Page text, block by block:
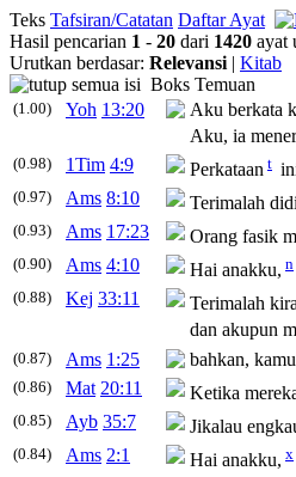
Teks Tafsiran/Catatan Daftar Ayat
Hasil pencarian 1 - 20 dari 1420 ayat
Urutkan berdasar: Relevansi | Kitab
Boks Temuan
(1.00) Yoh 13:20
Aku berkata
Aku, ia
(0.98) 1Tim 4:9 Perkataan t
(0.97) Ams 8:10 Terimalah
(0.93) Ams 17:23 Orang fasik
(0.90) Ams 4:10 Hai anakku, n
(0.88) Kej 33:11 Terimalah
dan akupun
(0.87) Ams 1:25 bahkan,
(0.86) Mat 20:11 Ketika
(0.85) Ayb 35:7 Jikalau
(0.84) Ams 2:1 Hai anakku, x